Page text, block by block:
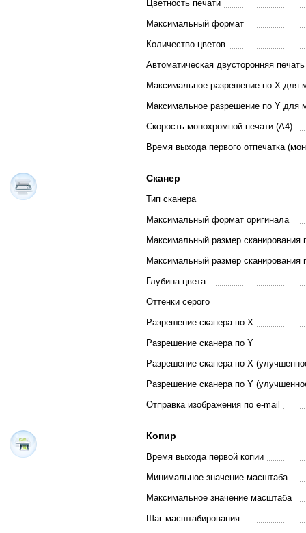
Цветность печати
Максимальный формат
Количество цветов
Автоматическая двусторонняя печать
Максимальное разрешение по X для
Максимальное разрешение по Y для
Скорость монохромной печати (A4)
Время выхода первого отпечатка
Сканер
Тип сканера
Максимальный формат оригинала
Максимальный размер сканирования
Максимальный размер сканирования
Глубина цвета
Оттенки серого
Разрешение сканера по Х
Разрешение сканера по Y
Разрешение сканера по Х
Разрешение сканера по Y
Отправка изображения по e-mail
Копир
Время выхода первой копии
Минимальное значение масштаба
Максимальное значение масштаба
Шаг масштабирования